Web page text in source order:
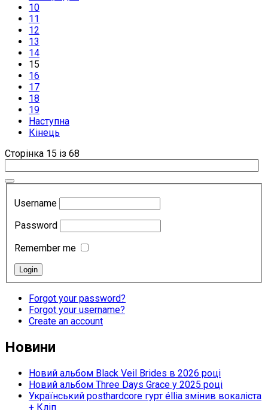
10
11
12
13
14
15
16
17
18
19
Наступна
Кінець
Сторінка 15 із 68
Username
Password
Remember me
Forgot your password?
Forgot your username?
Create an account
Новини
Новий альбом Black Veil Brides в 2026 році
Новий альбом Three Days Grace у 2025 році
Український posthardcore гурт éllia змінив вокаліста
+ Кліп